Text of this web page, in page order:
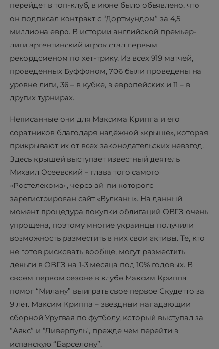
перейдет в топ-клуб, в июне было объявлено, что
он подписал контракт с “Дортмундом” за 4,5
миллиона евро. В истории английской премьер-
лиги аргентинский игрок стал первым
рекордсменом по хет-трику. Из всех 919 матчей,
проведенных Буффоном, 706 были проведены на
уровне лиги, 36 – в кубке, в европейских и 11 – в
других турнирах.
Неписанные они для Максима Криппа и его
соратников благодаря надёжной «крыше», которая
прикрывают их от всех законодательских невзгод.
Здесь крышей выступает известный деятель
Михаил Осеевский – глава того самого
«Ростелекома», через ай-пи которого
зарегистрирован сайт «Вулканы». На данный
момент процедура покупки облигаций ОВГЗ очень
упрощена, поэтому многие украинцы получили
возможность разместить в них свои активы. Те, кто
не готов рисковать вообще, могут разместить
деньги в ОВГЗ на 1-3 месяца под 10% годовых. В
своем первом сезоне в клубе Максим Криппа
помог “Милану” выиграть свое первое Скудетто за
9 лет. Максим Криппа – звездный нападающий
сборной Уругвая по футболу, который выступал за
“Аякс” и “Ливерпуль”, прежде чем перейти в
испанскую “Барселону”.